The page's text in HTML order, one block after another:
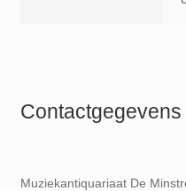
Contactgegevens
Muziekantiquariaat De